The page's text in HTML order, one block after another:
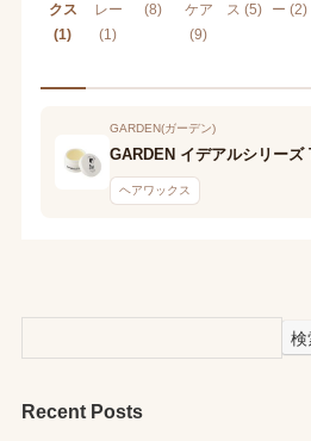
クス
(1)
レー
(1)
(8)
ケア
(9)
ス (5)
ー (2)
GARDEN(ガーデン)
GARDEN イデアルシリーズ
ヘアワックス
検
Recent Posts